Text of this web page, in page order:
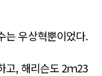
는 우상혁뿐이었다.
고, 해리슨도 2ｍ23